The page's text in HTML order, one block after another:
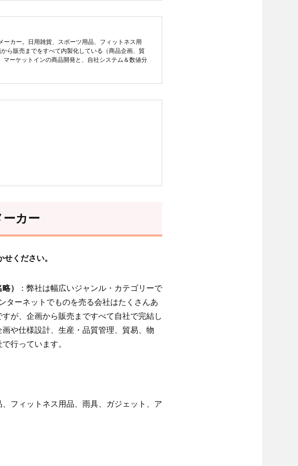
カー。日用雑貨、スポーツ用品、フィットネス用
ら販売までをすべて内製化している（商品企画、貿
ーケットインの商品開発と、自社システム＆数値分
カー
ください。
）
：弊社は幅広いジャンル・カテゴリーで
ターネットでものを売る会社はたくさんあ
が、企画から販売まですべて自社で完結し
や仕様設計、生産・品質管理、貿易、物
行っています。
フィットネス用品、雨具、ガジェット、ア